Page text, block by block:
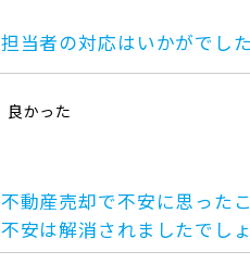
担当者の対応はいかがでし
良かった
不動産売却で不安に思った
不安は解消されましたでし